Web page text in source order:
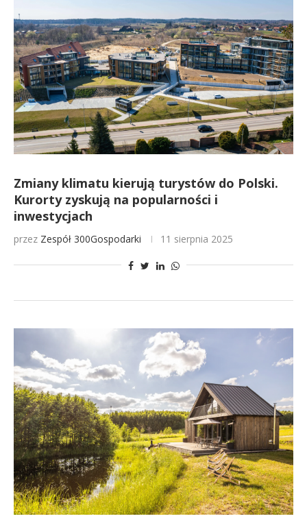
Zmiany klimatu kierują turystów do Polski.
Kurorty zyskują na popularności i
inwestycjach
przez Zespół 300Gospodarki 11 sierpnia 2025